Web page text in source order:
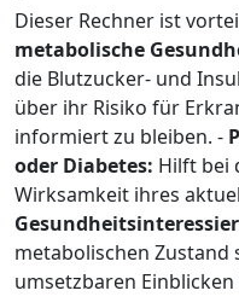
Dieser Rechner ist
metabolische
die Blutzucker- und
über ihr Risiko für
informiert zu bleiben. -
oder Diabetes: Hilft bei
Wirksamkeit ihres
metabolischen Zustand
umsetzbaren